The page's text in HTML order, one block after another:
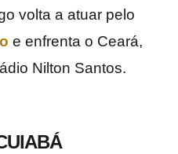
volta a atuar pelo
e enfrenta o Ceará,
Nilton Santos.